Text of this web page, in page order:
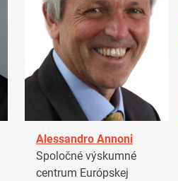
Alessandro Annoni
Spoločné výskumné
centrum Európskej